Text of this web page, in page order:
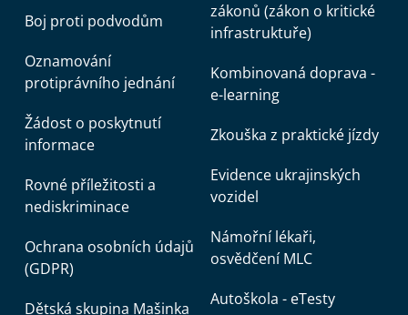
Boj proti podvodům
Oznamování
protiprávního jednání
Žádost o poskytnutí
informace
Rovné příležitosti a
nediskriminace
Ochrana osobních údajů
(GDPR)
Dětská skupina Mašinka
zákonů (zákon o kritické
infrastruktuře)
Kombinovaná doprava -
e-learning
Zkouška z praktické jízdy
Evidence ukrajinských
vozidel
Námořní lékaři,
osvědčení MLC
Autoškola - eTesty